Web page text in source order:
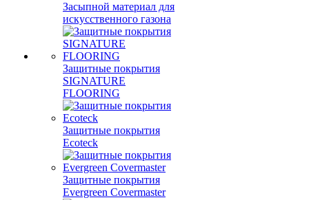
Засыпной материал для
искусственного газона
Защитные покрытия
SIGNATURE
FLOORING
Защитные покрытия
Ecoteck
Защитные покрытия
Evergreen Covermaster